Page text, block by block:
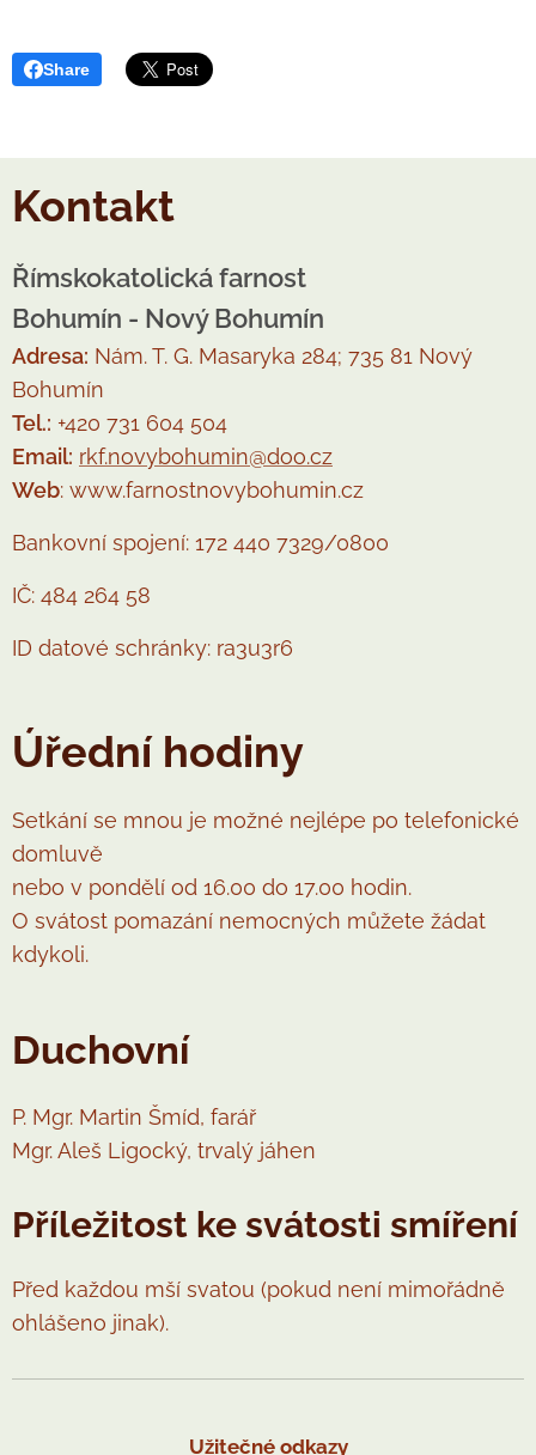
Share
Kontakt
Římskokatolická farnost
Bohumín - Nový Bohumín
Adresa: Nám. T. G. Masaryka 284; 735 81 Nový
Bohumín
Tel.: +420 731 604 504
Email: rkf.novybohumin@doo.cz
Web: www.farnostnovybohumin.cz
Bankovní spojení: 172 440 7329/0800
IČ: 484 264 58
ID datové schránky: ra3u3r6
Úřední hodiny
Setkání se mnou je možné nejlépe po telefonické
domluvě
nebo v pondělí od 16.00 do 17.00 hodin.
O svátost pomazání nemocných můžete žádat
kdykoli.
Duchovní
P. Mgr. Martin Šmíd, farář
Mgr. Aleš Ligocký, trvalý jáhen
Příležitost ke svátosti smíření
Před každou mší svatou (pokud není mimořádně
ohlášeno jinak).
Užitečné odkazy